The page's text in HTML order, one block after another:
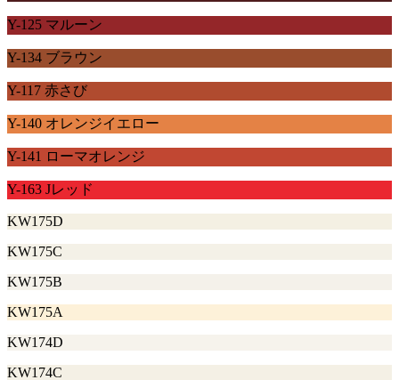
Y-125 マルーン
Y-134 ブラウン
Y-117 赤さび
Y-140 オレンジイエロー
Y-141 ローマオレンジ
Y-163 Jレッド
KW175D
KW175C
KW175B
KW175A
KW174D
KW174C